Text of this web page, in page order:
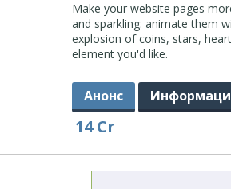
Make your website pages
and sparkling: animate them
explosion of coins, stars,
element you'd like.
Анонс
14 Cr